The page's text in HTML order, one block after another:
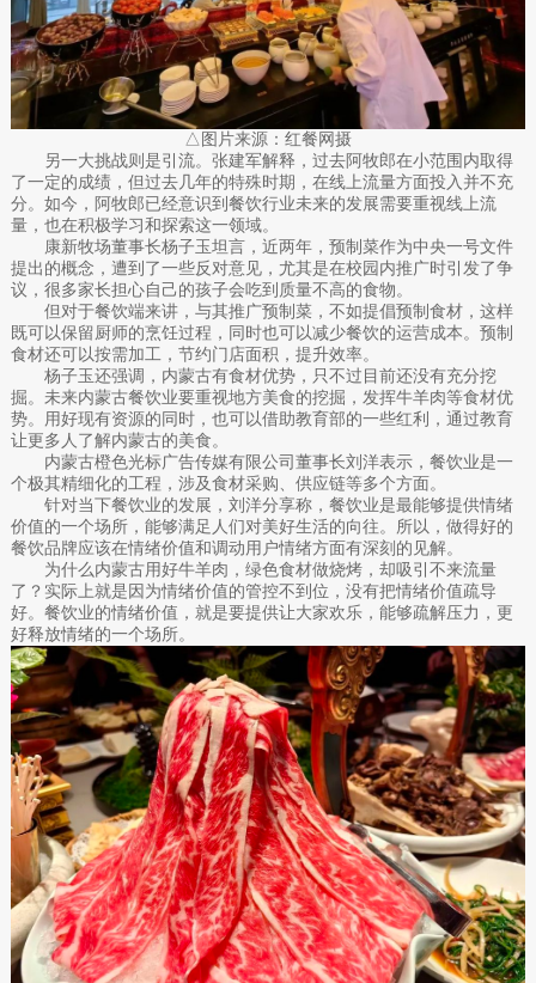
△图片来源：红餐网摄
另一大挑战则是引流。张建军解释，过去阿牧郎在小范围内取得
了一定的成绩，但过去几年的特殊时期，在线上流量方面投入并不充
分。如今，阿牧郎已经意识到餐饮行业未来的发展需要重视线上流
量，也在积极学习和探索这一领域。
康新牧场董事长杨子玉坦言，近两年，预制菜作为中央一号文件
提出的概念，遭到了一些反对意见，尤其是在校园内推广时引发了争
议，很多家长担心自己的孩子会吃到质量不高的食物。
但对于餐饮端来讲，与其推广预制菜，不如提倡预制食材，这样
既可以保留厨师的烹饪过程，同时也可以减少餐饮的运营成本。预制
食材还可以按需加工，节约门店面积，提升效率。
杨子玉还强调，内蒙古有食材优势，只不过目前还没有充分挖
掘。未来内蒙古餐饮业要重视地方美食的挖掘，发挥牛羊肉等食材优
势。用好现有资源的同时，也可以借助教育部的一些红利，通过教育
让更多人了解内蒙古的美食。
内蒙古橙色光标广告传媒有限公司董事长刘洋表示，餐饮业是一
个极其精细化的工程，涉及食材采购、供应链等多个方面。
针对当下餐饮业的发展，刘洋分享称，餐饮业是最能够提供情绪
价值的一个场所，能够满足人们对美好生活的向往。所以，做得好的
餐饮品牌应该在情绪价值和调动用户情绪方面有深刻的见解。
为什么内蒙古用好牛羊肉，绿色食材做烧烤，却吸引不来流量
了？实际上就是因为情绪价值的管控不到位，没有把情绪价值疏导
好。餐饮业的情绪价值，就是要提供让大家欢乐，能够疏解压力，更
好释放情绪的一个场所。